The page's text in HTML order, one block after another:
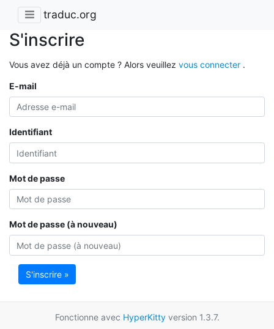
traduc.org
S'inscrire
Vous avez déjà un compte ? Alors veuillez vous connecter .
E-mail
Identifiant
Mot de passe
Mot de passe (à nouveau)
S'inscrire »
Fonctionne avec HyperKittyversion 1.3.7.